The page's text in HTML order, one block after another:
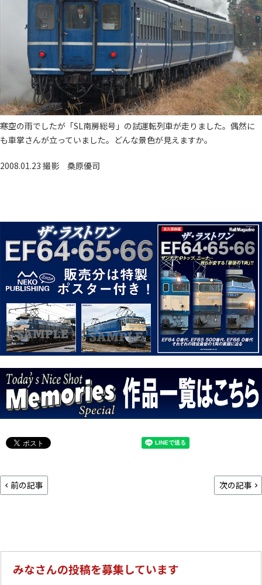
寒空の雨でしたが「SL南房総号」の試運転列車が走りました。偶然に
も車掌さんが立っていました。どんな景色が見えますか。
2008.01.23 撮影 桑原優司
前の記事 次の記事
みなさんの投稿を募集しています